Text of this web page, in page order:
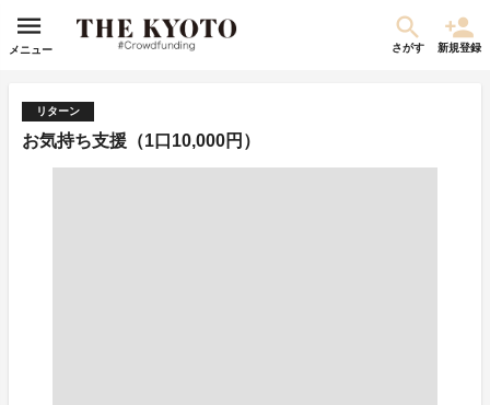
メニュー さがす 新規登録
リターン
お気持ち支援（1口10,000円）